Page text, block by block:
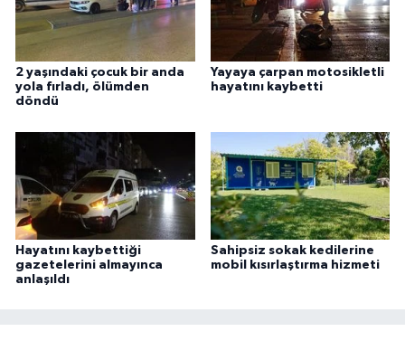
2 yaşındaki çocuk bir anda
yola fırladı, ölümden
döndü
Yayaya çarpan motosikletli
hayatını kaybetti
Hayatını kaybettiği
gazetelerini almayınca
anlaşıldı
Sahipsiz sokak kedilerine
mobil kısırlaştırma hizmeti